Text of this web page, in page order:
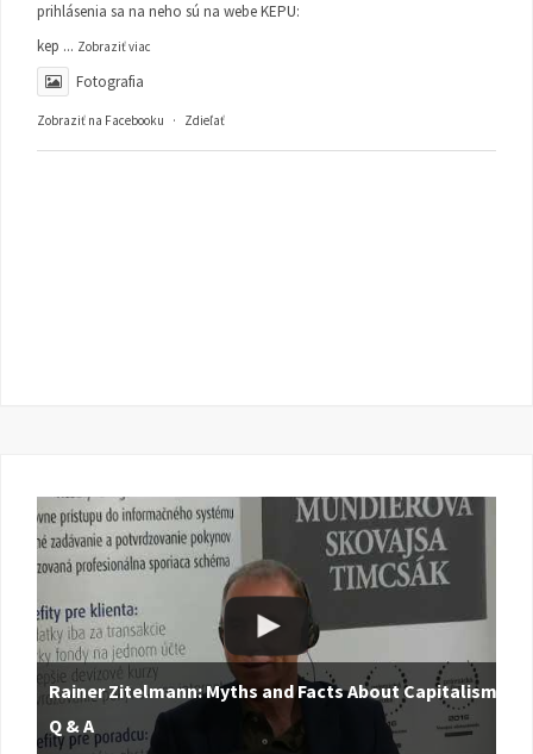
prihlásenia sa na neho sú na webe KEPU:
kep ... Zobraziť viac
Fotografia
Zobraziť na Facebooku · Zdieľať
Rainer Zitelmann: Myths and Facts About Capitalism |
Q & A